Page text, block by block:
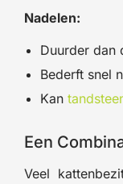
Nadelen:
Duurder dan
Bederft snel
Kan
Een
Veel